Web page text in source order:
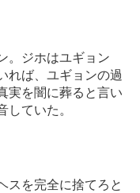
。ジホはユギョン
れば、ユギョンの過
実を闇に葬ると言い
していた。
スを完全に捨てろと